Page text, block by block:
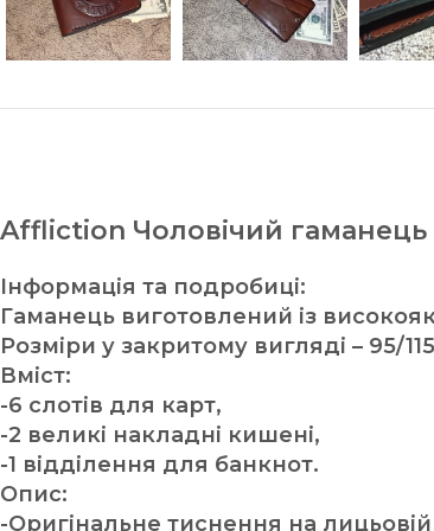
Affliction Чоловічий
Інформація та подробиці:
Гаманець виготовлений із
Розміри у закритому вигляді – 95/
Вміст:
-6 слотів для карт,
-2 великі накладні кишені,
-1 відділення для банкнот.
Опис:
-Оригінальне тиснення на